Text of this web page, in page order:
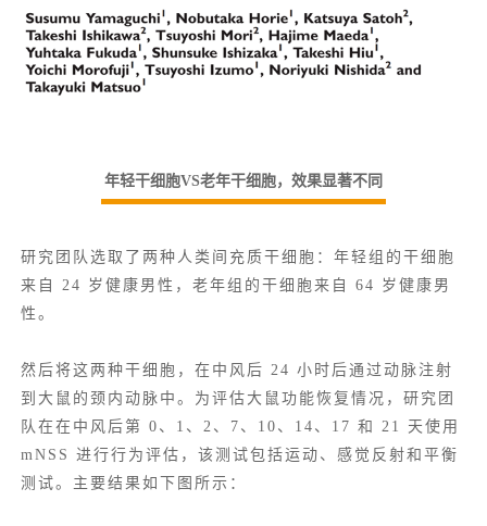
年轻干细胞VS老年干细胞，效果显著不同
研究团队选取了两种人类间充质干细胞：年轻组的干细胞
来自 24 岁健康男性，老年组的干细胞来自 64 岁健康男
性。
然后将这两种干细胞，在中风后 24 小时后通过动脉注射
到大鼠的颈内动脉中。为评估大鼠功能恢复情况，研究团
队在在中风后第 0、1、2、7、10、14、17 和 21 天使用
mNSS 进行行为评估，该测试包括运动、感觉反射和平衡
测试。主要结果如下图所示：